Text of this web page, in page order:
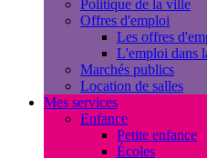
Politique de la ville
Offres d'emploi
Les offres
L'emploi dans
Marchés publics
Location de salles
Mes services
Enfance
Petite enfance
Écoles